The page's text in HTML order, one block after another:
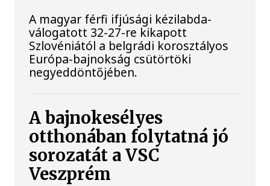
A magyar férfi ifjúsági kézilabda-
válogatott 32-27-re kikapott
Szlovéniától a belgrádi korosztályos
Európa-bajnokság csütörtöki
negyeddöntőjében.
A bajnokesélyes
otthonában folytatná jó
sorozatát a VSC
Veszprém